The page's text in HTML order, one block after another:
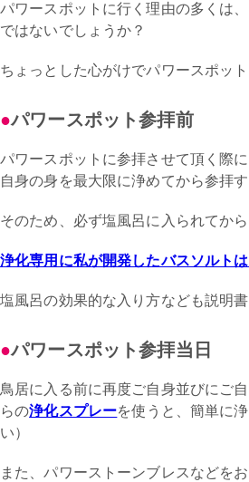
パワースポットに行く理由の多くは
ではないでしょうか？
ちょっとした心がけでパワースポッ
パワースポット参拝前
パワースポットに参拝させて頂く際
自身の身を最大限に浄めてから参拝
そのため、必ず塩風呂に入られてか
浄化専用に私が開発したバスソルトは
塩風呂の効果的な入り方なども説明
パワースポット参拝当日
鳥居に入る前に再度ご自身並びにご
らの浄化スプレーを使うと、簡単に
い）
また、パワーストーンブレスなどを